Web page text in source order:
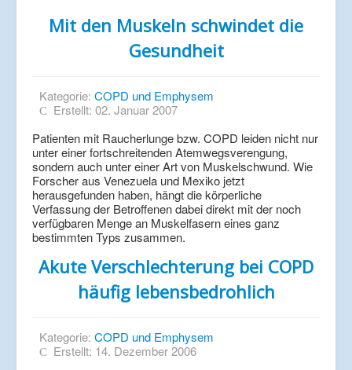
Mit den Muskeln schwindet die
Gesundheit
Kategorie: COPD und Emphysem
Erstellt: 02. Januar 2007
Patienten mit Raucherlunge bzw. COPD leiden nicht nur
unter einer fortschreitenden Atemwegsverengung,
sondern auch unter einer Art von Muskelschwund. Wie
Forscher aus Venezuela und Mexiko jetzt
herausgefunden haben, hängt die körperliche
Verfassung der Betroffenen dabei direkt mit der noch
verfügbaren Menge an Muskelfasern eines ganz
bestimmten Typs zusammen.
Akute Verschlechterung bei COPD
häufig lebensbedrohlich
Kategorie: COPD und Emphysem
Erstellt: 14. Dezember 2006